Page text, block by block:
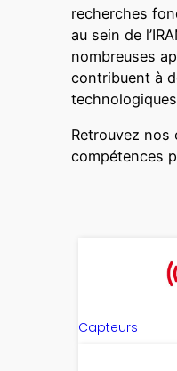
recherches
au sein de
nombreuses
contribuent à
technologiques
Retrouvez nos
compétences
Capteurs